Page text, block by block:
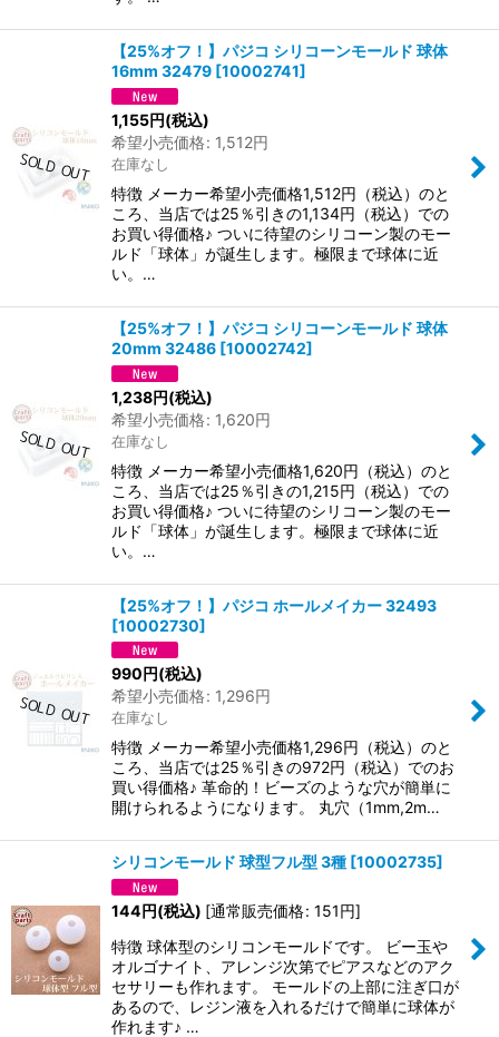
【25%オフ！】パジコ シリコーンモールド 球体
16mm 32479 [10002741]
1,155円(税込)
希望小売価格: 1,512円
在庫なし
特徴 メーカー希望小売価格1,512円（税込）のと
ころ、当店では25％引きの1,134円（税込）での
お買い得価格♪ ついに待望のシリコーン製のモー
ルド「球体」が誕生します。極限まで球体に近
い。…
【25%オフ！】パジコ シリコーンモールド 球体
20mm 32486 [10002742]
1,238円(税込)
希望小売価格: 1,620円
在庫なし
特徴 メーカー希望小売価格1,620円（税込）のと
ころ、当店では25％引きの1,215円（税込）での
お買い得価格♪ ついに待望のシリコーン製のモー
ルド「球体」が誕生します。極限まで球体に近
い。…
【25%オフ！】パジコ ホールメイカー 32493
[10002730]
990円(税込)
希望小売価格: 1,296円
在庫なし
特徴 メーカー希望小売価格1,296円（税込）のと
ころ、当店では25％引きの972円（税込）でのお
買い得価格♪ 革命的！ビーズのような穴が簡単に
開けられるようになります。 丸穴（1mm,2m…
シリコンモールド 球型フル型 3種 [10002735]
144円(税込) [通常販売価格: 151円]
特徴 球体型のシリコンモールドです。 ビー玉や
オルゴナイト、アレンジ次第でピアスなどのアク
セサリーも作れます。 モールドの上部に注ぎ口が
あるので、レジン液を入れるだけで簡単に球体が
作れます♪ …